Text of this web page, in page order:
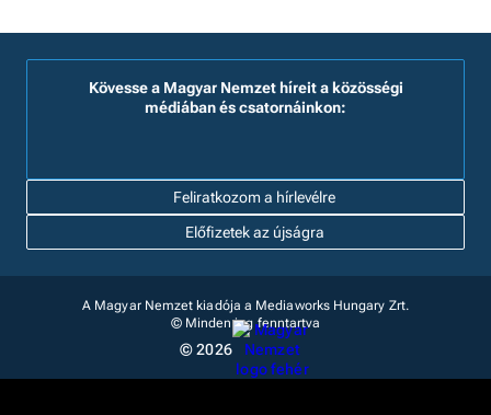
Feliratkozom a hírlevélre
Kövesse a Magyar Nemzet híreit a közösségi
médiában és csatornáinkon:
Előfizetek az újságra
A Magyar Nemzet kiadója a Mediaworks Hungary Zrt.
© Minden jog fenntartva
© 2026